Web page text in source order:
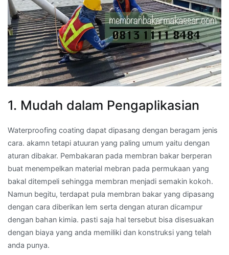
1. Mudah dalam Pengaplikasian
Waterproofing coating dapat dipasang dengan beragam jenis
cara. akamn tetapi atuuran yang paling umum yaitu dengan
aturan dibakar. Pembakaran pada membran bakar berperan
buat menempelkan material mebran pada permukaan yang
bakal ditempeli sehingga membran menjadi semakin kokoh.
Namun begitu, terdapat pula membran bakar yang dipasang
dengan cara diberikan lem serta dengan aturan dicampur
dengan bahan kimia. pasti saja hal tersebut bisa disesuakan
dengan biaya yang anda memiliki dan konstruksi yang telah
anda punya.